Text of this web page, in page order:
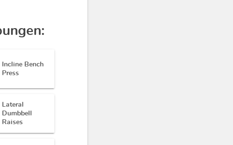
Incline Bench
Press
Lateral
Dumbbell
Raises